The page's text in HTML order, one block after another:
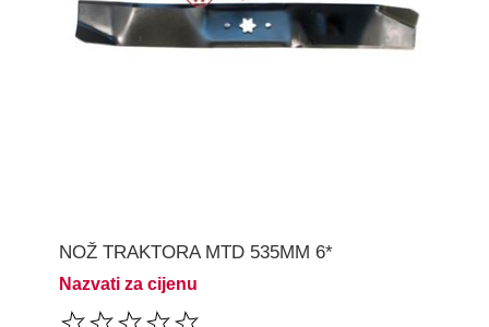
NOŽ TRAKTORA MTD 535MM 6*
Nazvati za cijenu